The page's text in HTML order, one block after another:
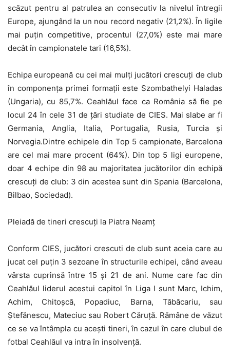
scăzut pentru al patrulea an consecutiv la nivelul întregii
Europe, ajungând la un nou record negativ (21,2%). În ligile
mai puțin competitive, procentul (27,0%) este mai mare
decât în campionatele tari (16,5%).
Echipa europeană cu cei mai mulți jucători crescuți de club
în componența primei formații este Szombathelyi Haladas
(Ungaria), cu 85,7%. Ceahlăul face ca România să fie pe
locul 24 în cele 31 de țări studiate de CIES. Mai slabe ar fi
Germania, Anglia, Italia, Portugalia, Rusia, Turcia și
Norvegia.Dintre echipele din Top 5 campionate, Barcelona
are cel mai mare procent (64%). Din top 5 ligi europene,
doar 4 echipe din 98 au majoritatea jucătorilor din echipă
crescuți de club: 3 din acestea sunt din Spania (Barcelona,
Bilbao, Sociedad).
Pleiadă de tineri crescuți la Piatra Neamț
Conform CIES, jucători crescuti de club sunt aceia care au
jucat cel puțin 3 sezoane în structurile echipei, când aveau
vârsta cuprinsă între 15 și 21 de ani. Nume care fac din
Ceahlăul liderul acestui capitol în Liga I sunt Marc, Ichim,
Achim, Chitoșcă, Popadiuc, Barna, Tăbăcariu, sau
Ștefănescu, Mateciuc sau Robert Căruță. Rămâne de văzut
ce se va întâmpla cu acești tineri, în cazul în care clubul de
fotbal Ceahlăul va intra în insolvență.